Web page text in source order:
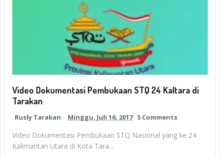
Video Dokumentasi Pembukaan STQ 24 Kaltara di
Tarakan
Rusly Tarakan Minggu, Juli 16, 2017 5 Comments
Video Dokumentasi Pembukaan STQ Nasional yang ke 24
Kalimantan Utara di Kota Tara...